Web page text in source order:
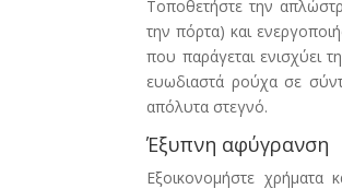
Τοποθετήστε την
την πόρτα) και
που παράγεται ενισχύει
ευωδιαστά ρούχα σε
απόλυτα στεγνό.
Έξυπνη αφύγρανση
Εξοικονομήστε χρήματα